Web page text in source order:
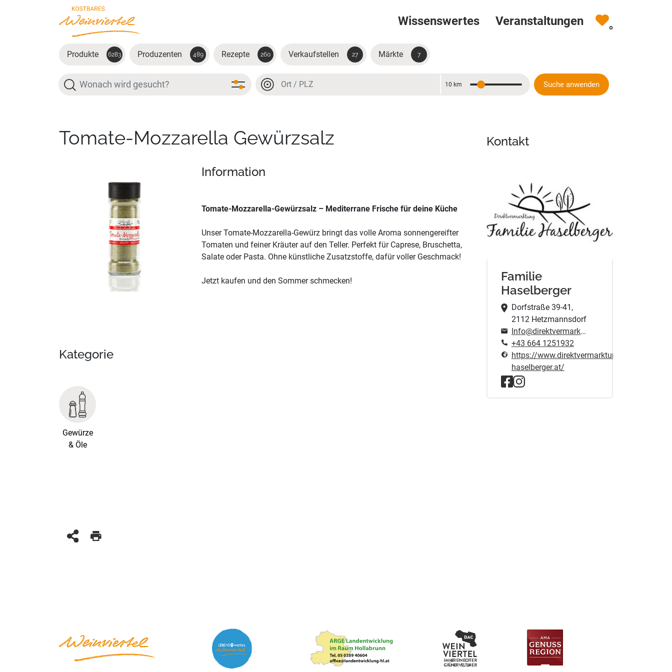
Zum Hauptinhalt springen
Wissenswertes Veranstaltungen 0
Produkte 6283 Produzenten 489 Rezepte 260 Verkaufstellen 27 Märkte 7
Suche Ort oder PLZ
Entfernung
10 km Suche anwenden
Tomate-Mozzarella Gewürzsalz
Information
Tomate-Mozzarella-Gewürzsalz – Mediterrane Frische für deine Küche
Unser Tomate-Mozzarella-Gewürz bringt das volle Aroma sonnengereifter
Tomaten und feiner Kräuter auf den Teller. Perfekt für Caprese, Bruschetta,
Salate oder Pasta. Ohne künstliche Zusatzstoffe, dafür voller Geschmack!
Jetzt kaufen und den Sommer schmecken!
Kategorie
Gewürze
& Öle
Kontakt
Familie
Haselberger
Dorfstraße 39-41,
2112 Hetzmannsdorf
Info@direktvermarktung-haselberger.at
+43 664 1251932
https://www.direktvermarktung-
haselberger.at/